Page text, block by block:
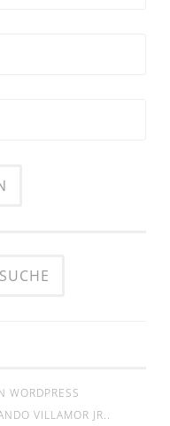
WORDPRESS
VILLAMOR JR..